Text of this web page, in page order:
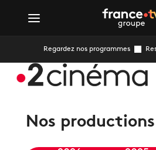
Regardez nos programmes
Nos productions